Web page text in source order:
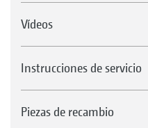
Vídeos
Instrucciones de servicio
Piezas de recambio